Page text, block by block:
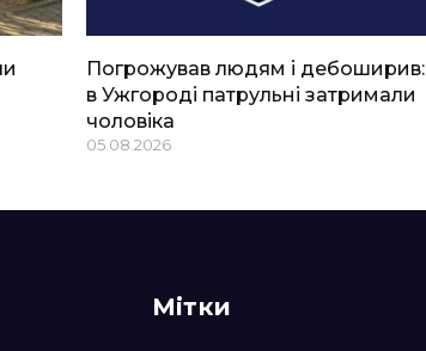
Погрожував людям і дебоширив:
в Ужгороді патрульні затримали
чоловіка
05.08.2026
Мітки